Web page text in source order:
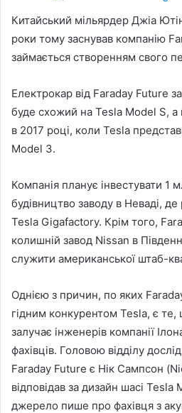
Китайський мільярдер Джіа
роки тому заснував компанію
займається створенням свого
Електрокар від Faraday Future
буде схожий на Tesla Model S, а
в 2017 році, коли Tesla
Model 3.
Компанія планує інвестувати 1
будівництво заводу в Неваді,
Tesla Gigafactory. Крім того,
колишній завод Nissan в
служити американської штаб-
Однією з причин, по яких
гідним конкурентом Tesla, є те,
залучає інженерів компанії
фахівців. Головою відділу
Faraday Future є Нік Сампсон
відповідав за дизайн шасі Tesla
джерело пише про фахівця з